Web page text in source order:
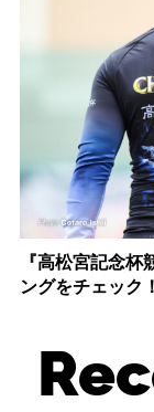
『高松宮記念
ングをチェック